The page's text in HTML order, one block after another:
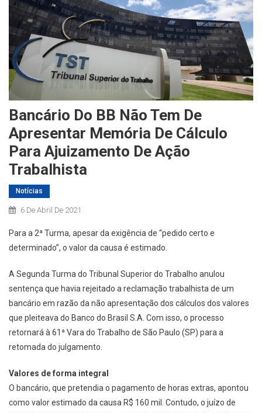
Bancário Do BB Não Tem De
Apresentar Memória De Cálculo
Para Ajuizamento De Ação
Trabalhista
Notícias
6 De Abril De 2021
Para a 2ª Turma, apesar da exigência de “pedido certo e
determinado”, o valor da causa é estimado.
A Segunda Turma do Tribunal Superior do Trabalho anulou
sentença que havia rejeitado a reclamação trabalhista de um
bancário em razão da não apresentação dos cálculos dos valores
que pleiteava do Banco do Brasil S.A. Com isso, o processo
retornará à 61ª Vara do Trabalho de São Paulo (SP) para a
retomada do julgamento.
Valores de forma integral
O bancário, que pretendia o pagamento de horas extras, apontou
como valor estimado da causa R$ 160 mil. Contudo, o juízo de